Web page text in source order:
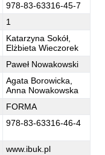
978-83-63316-45-7
1
Katarzyna Sokół,
Elżbieta Wieczorek
Paweł Nowakowski
Agata Borowicka,
Anna Nowakowska
FORMA
978-83-63316-46-4
www.ibuk.pl